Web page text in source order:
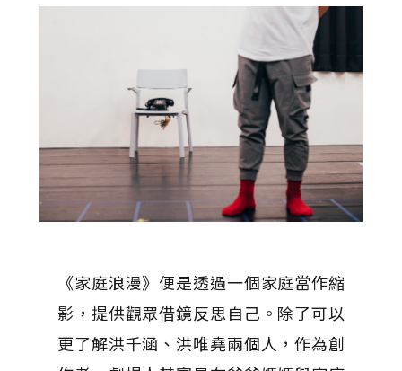
《家庭浪漫》便是透過一個家庭當作縮
影，提供觀眾借鏡反思自己。除了可以
更了解洪千涵、洪唯堯兩個人，作為創